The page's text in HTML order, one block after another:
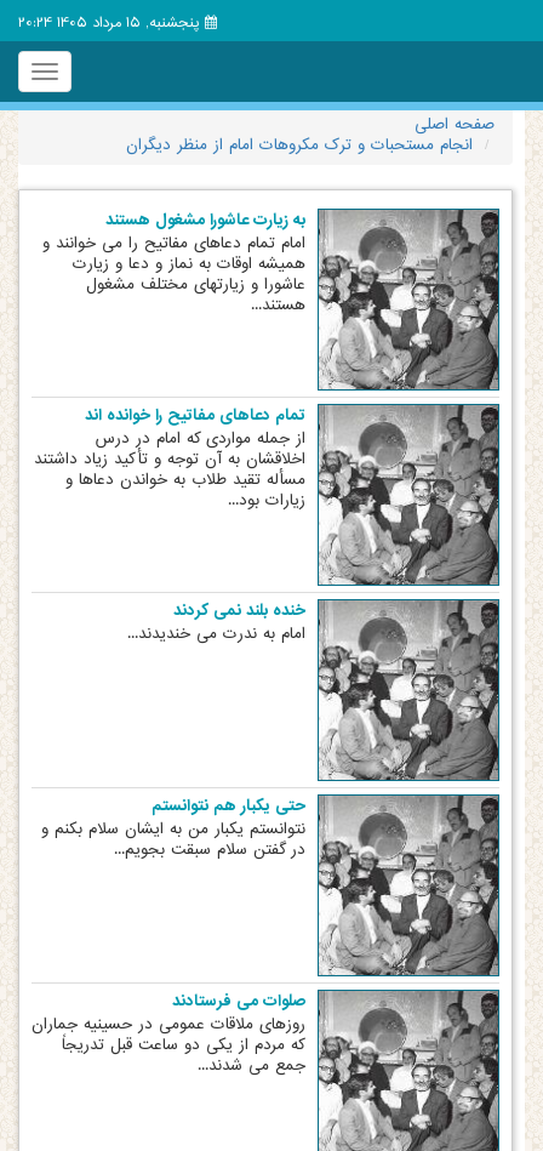
پنجشنبه, 15 مرداد 1405 20:24
Toggle
صفحه اصلی
انجام مستحبات و ترک مکروهات امام از منظر دیگران
به زیارت عاشورا مشغول هستند
امام تمام دعاهای مفاتیح را می خوانند و
همیشه اوقات به نماز و دعا و زیارت
عاشورا و زیارتهای مختلف مشغول
هستند...
تمام دعاهای مفاتیح را خوانده اند
از جمله مواردی که امام در درس
اخلاقشان به آن توجه و تأکید زیاد داشتند
مسأله تقید طلاب به خواندن دعاها و
زیارات بود...
خنده بلند نمی کردند
امام به ندرت می خندیدند...
حتی یکبار هم نتوانستم
نتوانستم یکبار من به ایشان سلام بکنم و
در گفتن سلام سبقت بجویم...
صلوات می فرستادند
روزهای ملاقات عمومی در حسینیه جماران
که مردم از یکی دو ساعت قبل تدریجاً
جمع می شدند...